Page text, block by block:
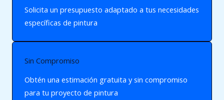
Solicita un presupuesto adaptado a tus necesidades
específicas de pintura
Sin Compromiso
Obtén una estimación gratuita y sin compromiso
para tu proyecto de pintura